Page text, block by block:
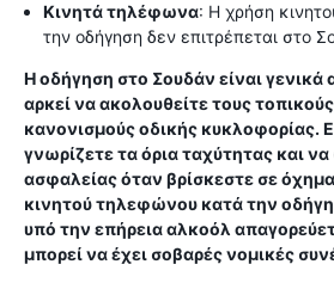
Κινητά τηλέφωνα: Η χρήση
την οδήγηση δεν επιτρέπεται στο
Η οδήγηση στο Σουδάν είναι
αρκεί να ακολουθείτε τους
κανονισμούς οδικής κυκλοφορίας.
γνωρίζετε τα όρια ταχύτητας και
ασφαλείας όταν βρίσκεστε σε
κινητού τηλεφώνου κατά την
υπό την επήρεια αλκοόλ
μπορεί να έχει σοβαρές νομικές